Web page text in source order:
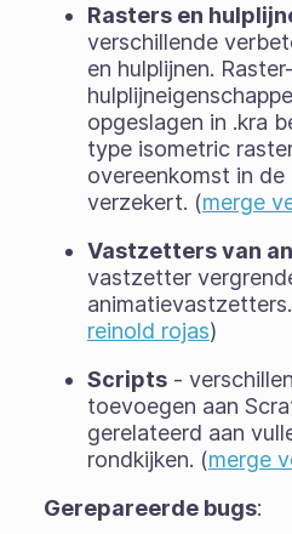
Rasters en
verschillende
en hulplijnen.
opgeslagen in .kra
type isometric
overeenkomst in
verzekert. (merge
Vastzetters van
vastzetter
reinold rojas)
Scripts-
toevoegen aan
gerelateerd aan
rondkijken. (merge
Gerepareerde bugs: